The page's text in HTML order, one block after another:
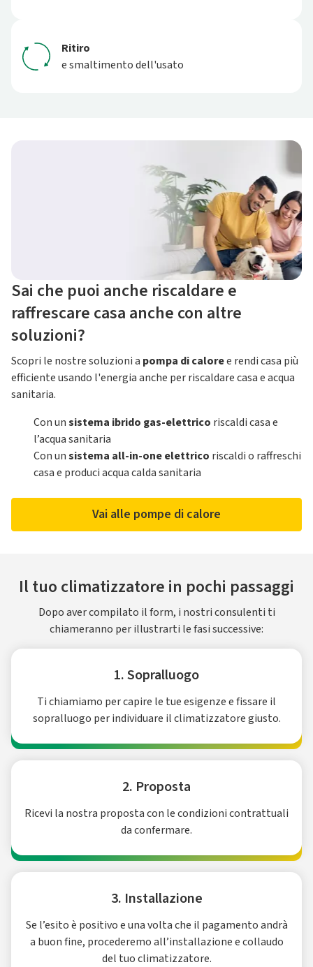
Ritiro
e smaltimento dell'usato
Sai che puoi anche riscaldare e
raffrescare casa anche con altre
soluzioni?
Scopri le nostre soluzioni a pompa di caloree rendi casa più
efficiente usando l'energia anche per riscaldare casa e acqua
sanitaria.
Con unsistema ibrido gas-elettrico riscaldi casa e
l’acqua sanitaria
Con unsistema all-in-one elettrico riscaldi o raffreschi
casa e produci acqua calda sanitaria
Vai alle pompe di calore
Il tuo climatizzatore in pochi passaggi
Dopo aver compilato il form, i nostri consulenti ti
chiameranno per illustrarti le fasi successive:
1. Sopralluogo
Ti chiamiamo per capire le tue esigenze e fissare il
sopralluogo per individuare il climatizzatore giusto.
2. Proposta
Ricevi la nostra proposta con le condizioni contrattuali
da confermare.
3. Installazione
Se l’esito è positivo e una volta che il pagamento andrà
a buon fine, procederemo all’installazione e collaudo
del tuo climatizzatore.